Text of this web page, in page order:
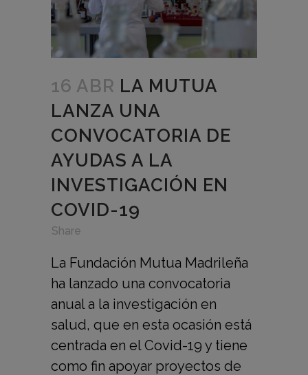
16 ABR LA MUTUA
LANZA UNA
CONVOCATORIA DE
AYUDAS A LA
INVESTIGACIÓN EN
COVID-19
Share
La Fundación Mutua Madrileña
ha lanzado una convocatoria
anual a la investigación en
salud, que en esta ocasión está
centrada en el Covid-19 y tiene
como fin apoyar proyectos de